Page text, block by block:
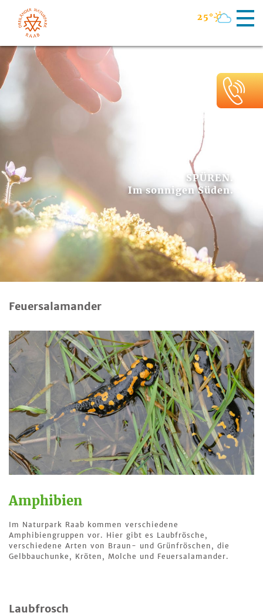
25°
SPÜREN.
Im sonnigen Süden.
Feuersalamander
Amphibien
Im Naturpark Raab kommen verschiedene
Amphibiengruppen vor. Hier gibt es Laubfrösche,
verschiedene Arten von Braun- und Grünfröschen, die
Gelbbauchunke, Kröten, Molche und Feuersalamander.
Laubfrosch